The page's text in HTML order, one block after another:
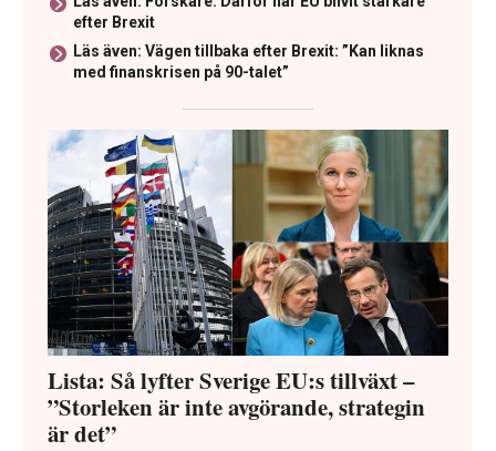
efter Brexit
Läs även: Vägen tillbaka efter Brexit: ”Kan liknas
med finanskrisen på 90-talet”
Lista: Så lyfter Sverige EU:s tillväxt –
”Storleken är inte avgörande, strategin
är det”